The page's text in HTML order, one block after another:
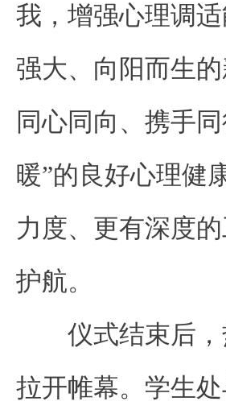
我，增强心理调
强大、向阳而生
同心同向、携手
暖”的良好心理健
力度、更有深度
护航。
仪式结束后
拉开帷幕。学生